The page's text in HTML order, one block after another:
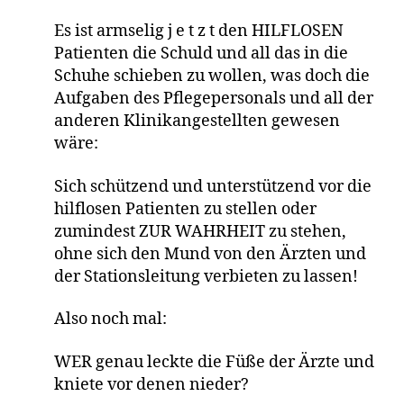
Es ist armselig j e t z t den HILFLOSEN
Patienten die Schuld und all das in die
Schuhe schieben zu wollen, was doch die
Aufgaben des Pflegepersonals und all der
anderen Klinikangestellten gewesen
wäre:
Sich schützend und unterstützend vor die
hilflosen Patienten zu stellen oder
zumindest ZUR WAHRHEIT zu stehen,
ohne sich den Mund von den Ärzten und
der Stationsleitung verbieten zu lassen!
Also noch mal:
WER genau leckte die Füße der Ärzte und
kniete vor denen nieder?